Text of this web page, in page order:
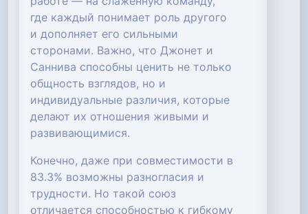
где каждый понимает роль другого
и дополняет его сильными
сторонами. Важно, что Джонет и
Саннива способны ценить не только
общность взглядов, но и
индивидуальные различия, которые
делают их отношения живыми и
развивающимися.
Конечно, даже при совместимости в
83.3% возможны разногласия и
трудности. Но такой союз
отличается способностью к гибкому